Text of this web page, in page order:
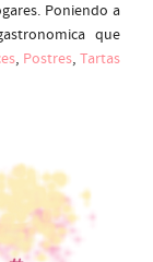
Poniendo a
que
, Postres,Tartas